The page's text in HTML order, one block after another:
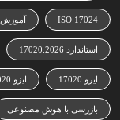
ISO 17024 آموزش 17020:2026
استاندارد 17020:2026
ایرو 17020 ایزو 17020
بازرسی با هوش مصنوعی